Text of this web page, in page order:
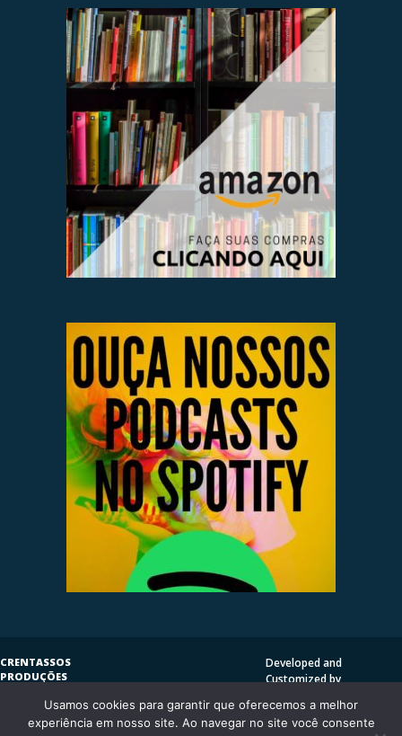
CRENTASSOS
PRODUÇÕES
COPYLEFT©2009
CRENTASSOS
Developed and
Customized by
DESIGN
UsingVantage Theme
Usamos cookies para garantir que oferecemos a melhor
experiência em nosso site. Ao navegar no site você consente